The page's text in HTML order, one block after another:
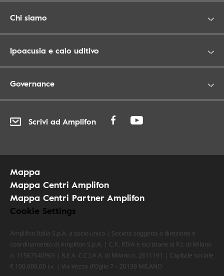
Chi siamo
Ipoacusia e calo uditivo
Governance
Scrivi ad Amplifon
Mappa
Mappa Centri Amplifon
Mappa Centri Partner Amplifon
Cookie Settings
Amplifon Italia S.p.A. a socio unico | Società soggetta a direzione e
coordinamento di Amplifon S.p.A. | C.F., P.IVA e iscrizione al R.I. di Milano
n. 11567540965 | R.E.A. C.C.I.A.A. di Milano n. 2611191 | Capitale sociale
€ 100.000,00 i.v. | Via Vezza d’Oglio 7 – 20139 MILANO